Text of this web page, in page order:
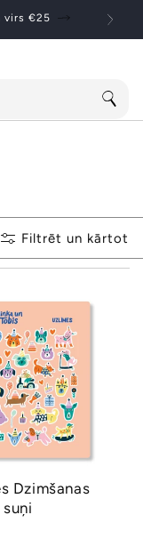
virs €25 10%
Filtrēt un kārtot
Dzimšanas
suņi
Ātrs skats
Dzimšanas